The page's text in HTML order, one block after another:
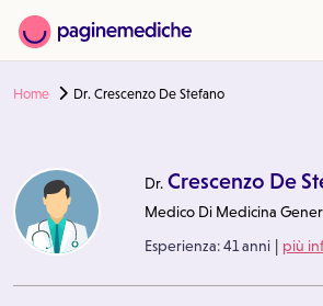
Home Dr. Crescenzo De Stefano
Dr. Crescenzo De
Medico Di Medicina
Esperienza:41 anni | più